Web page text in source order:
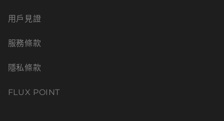
用戶見證
服務條款
隱私條款
FLUX POINT